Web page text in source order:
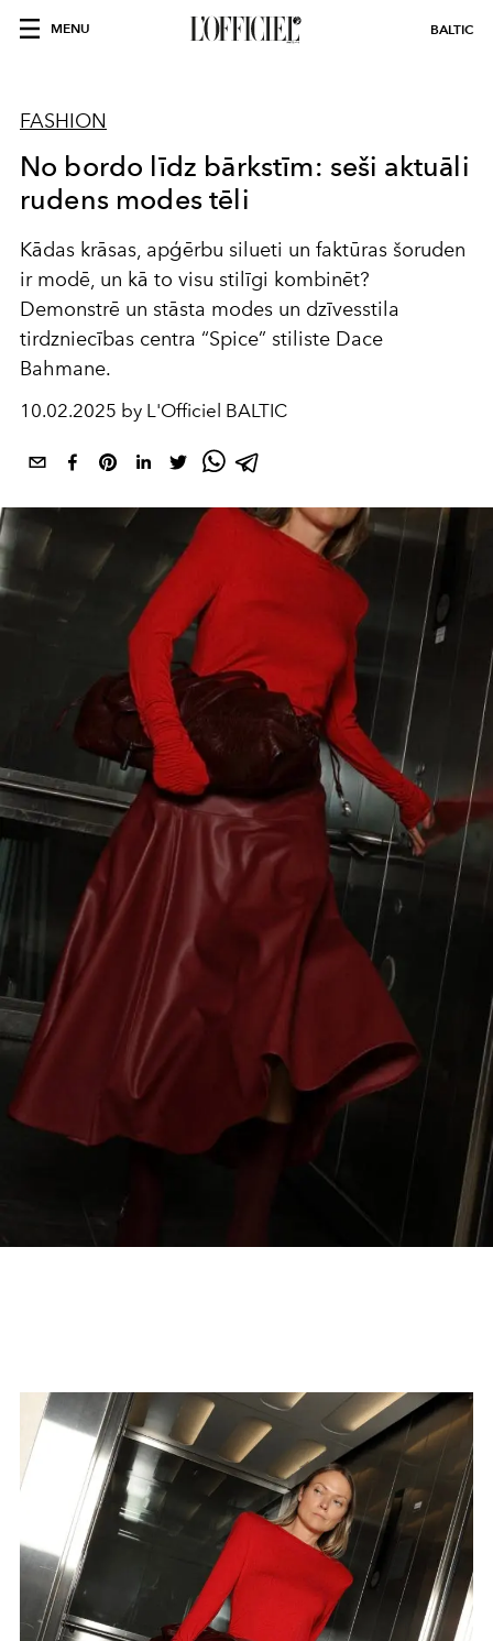
MENU BALTIC
FASHION
No bordo līdz bārkstīm: seši aktuāli
rudens modes tēli
Kādas krāsas, apģērbu silueti un faktūras šoruden
ir modē, un kā to visu stilīgi kombinēt?
Demonstrē un stāsta modes un dzīvesstila
tirdzniecības centra “Spice” stiliste Dace
Bahmane.
10.02.2025 by L'Officiel BALTIC